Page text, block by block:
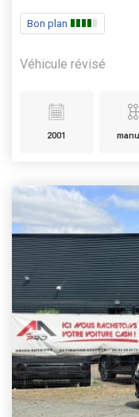
Bon plan
Véhicule révisé
2001